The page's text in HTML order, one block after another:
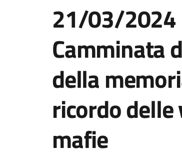
21/03/2024
Camminata
della
ricordo
mafie